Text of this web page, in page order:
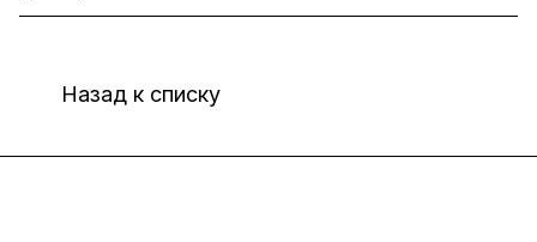
Назад к списку